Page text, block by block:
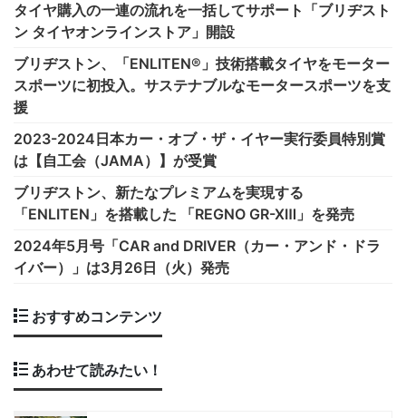
タイヤ購入の一連の流れを一括してサポート「ブリヂスト
ン タイヤオンラインストア」開設
ブリヂストン、「ENLITEN®」技術搭載タイヤをモーター
スポーツに初投入。サステナブルなモータースポーツを支
援
2023-2024日本カー・オブ・ザ・イヤー実行委員特別賞
は【自工会（JAMA）】が受賞
ブリヂストン、新たなプレミアムを実現する
「ENLITEN」を搭載した 「REGNO GR-XⅢ」を発売
2024年5月号「CAR and DRIVER（カー・アンド・ドラ
イバー）」は3月26日（火）発売
おすすめコンテンツ
あわせて読みたい！